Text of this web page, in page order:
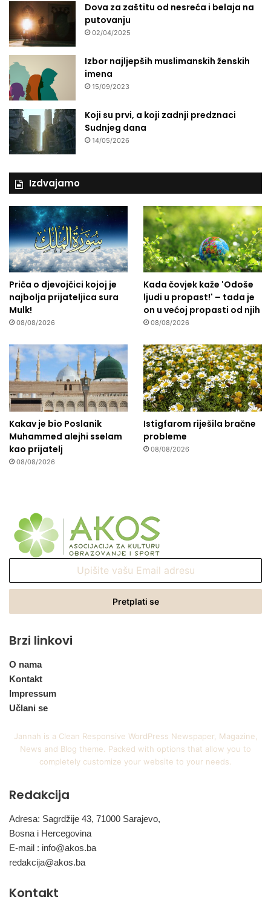
Dova za zaštitu od nesreća i belaja na
putovanju
02/04/2025
Izbor najljepših muslimanskih ženskih
imena
15/09/2023
Koji su prvi, a koji zadnji predznaci
Sudnjeg dana
14/05/2026
Izdvajamo
Priča o djevojčici kojoj je
najbolja prijateljica sura
Mulk!
08/08/2026
Kada čovjek kaže 'Odoše
ljudi u propast!' – tada je
on u većoj propasti od njih
08/08/2026
Kakav je bio Poslanik
Muhammed alejhi sselam
kao prijatelj
08/08/2026
Istigfarom riješila bračne
probleme
08/08/2026
Email
Brzi linkovi
O nama
Kontakt
Impressum
Učlani se
Jannah is a Clean Responsive WordPress Newspaper, Magazine,
News and Blog theme. Packed with options that allow you to
completely customize your website to your needs.
Redakcija
Adresa: Sagrdžije 43, 71000 Sarajevo,
Bosna i Hercegovina
E-mail : info@akos.ba
redakcija@akos.ba
Kontakt